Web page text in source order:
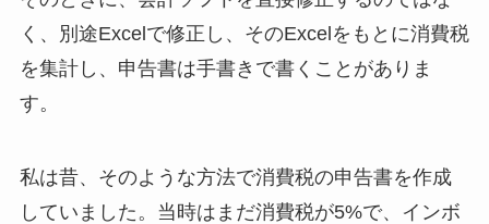
く、別途Excelで修正し、そのExcelをもとに消費税
を集計し、申告書は手書きで書くことがありま
す。
私は昔、そのような方法で消費税の申告書を作成
していました。当時はまだ消費税が5%で、インボ